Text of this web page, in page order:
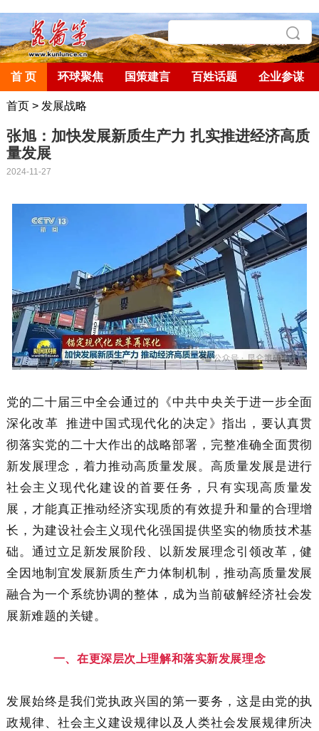
首 页 环球聚焦 国策建言 百姓话题 企业参谋
首页> 发展战略
张旭：加快发展新质生产力 扎实推进经济高质
量发展
2024-11-27
党的二十届三中全会通过的《中共中央关于进一步全面
深化改革 推进中国式现代化的决定》指出，要认真贯
彻落实党的二十大作出的战略部署，完整准确全面贯彻
新发展理念，着力推动高质量发展。高质量发展是进行
社会主义现代化建设的首要任务，只有实现高质量发
展，才能真正推动经济实现质的有效提升和量的合理增
长，为建设社会主义现代化强国提供坚实的物质技术基
础。通过立足新发展阶段、以新发展理念引领改革，健
全因地制宜发展新质生产力体制机制，推动高质量发展
融合为一个系统协调的整体，成为当前破解经济社会发
展新难题的关键。
一、在更深层次上理解和落实新发展理念
发展始终是我们党执政兴国的第一要务，这是由党的执
政规律、社会主义建设规律以及人类社会发展规律所决